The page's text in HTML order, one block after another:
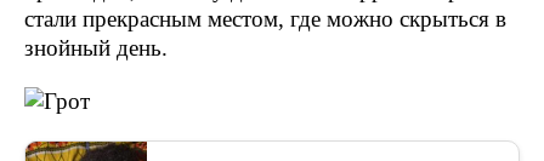
стали прекрасным местом, где можно скрыться в
знойный день.